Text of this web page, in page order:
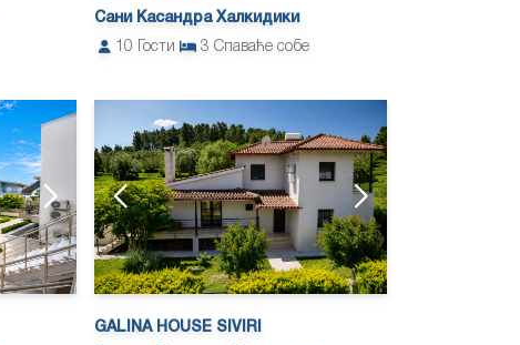
Сани Касандра Халкидики
10
Гости 3 Спаваће собе
GALINA HOUSE SIVIRI